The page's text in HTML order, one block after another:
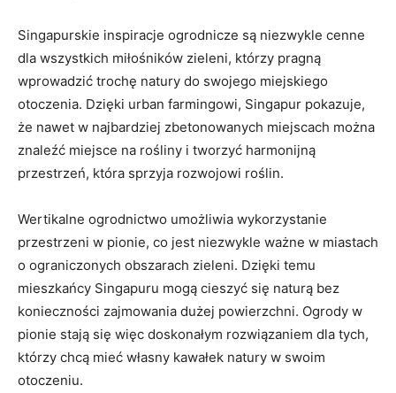
Singapurskie inspiracje ogrodnicze są niezwykle cenne
dla‌ wszystkich miłośników zieleni, którzy pragną⁣
wprowadzić trochę natury ‌do swojego miejskiego
otoczenia. Dzięki ⁣urban farmingowi, Singapur pokazuje,
że⁢ nawet w najbardziej zbetonowanych⁣ miejscach można
znaleźć ‌miejsce na rośliny i‍ tworzyć harmonijną
przestrzeń, która sprzyja rozwojowi‌ roślin.
Wertikalne ogrodnictwo umożliwia wykorzystanie
przestrzeni w pionie, co jest niezwykle⁤ ważne w miastach
o ograniczonych obszarach zieleni. Dzięki temu
mieszkańcy Singapuru mogą cieszyć się naturą‌ bez⁤
konieczności zajmowania dużej powierzchni. Ogrody⁣ w
pionie stają się więc doskonałym rozwiązaniem ⁢dla ‌tych, ​
którzy chcą⁣ mieć własny kawałek natury w⁢ swoim
otoczeniu.